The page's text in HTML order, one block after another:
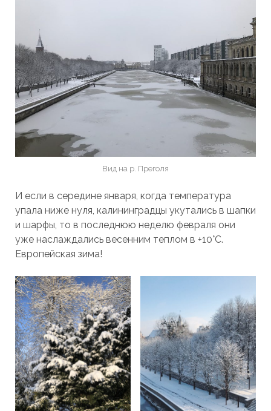
Вид на р. Преголя
И если в середине января, когда температура
упала ниже нуля, калининградцы укутались в шапки
и шарфы, то в последнюю неделю февраля они
уже наслаждались весенним теплом в +10°C.
Европейская зима!